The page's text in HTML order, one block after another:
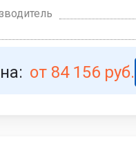
от 84 156 руб.